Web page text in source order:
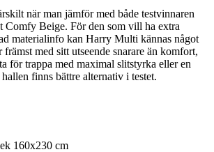
när man jämför med både testvinnaren
Comfy Beige. För den som vill ha extra
materialinfo kan Harry Multi kännas något
med sitt utseende snarare än komfort,
för trappa med maximal slitstyrka eller en
finns bättre alternativ i testet.
160x230 cm